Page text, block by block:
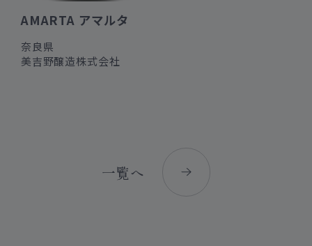
AMARTA アマルタ
奈良県
美吉野醸造株式会社
一覧へ